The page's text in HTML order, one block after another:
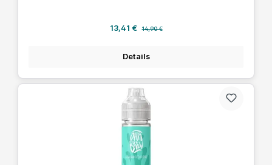
Verkaufspreis:
13,41 € Regulärer Preis:
14,90 €
Details